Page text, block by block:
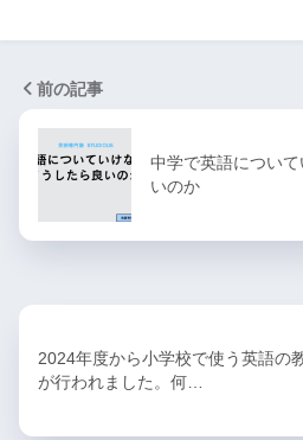
前の記事
中学で英語につい
いのか
2024年度から小学校で使う英語の
が行われました。何…